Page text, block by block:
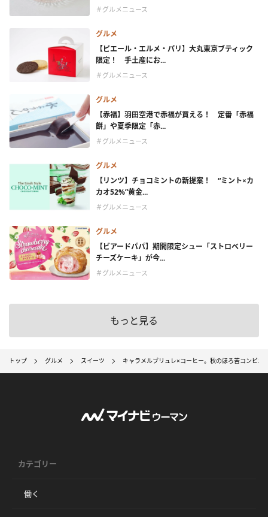
＃グルメニュース
グルメ
【ピエール・エルメ・パリ】大丸東京ブティック
限定！ 手土産にお...
＃グルメニュース
グルメ
【赤福】羽田空港で赤福が買える！ 定番「赤福
餅」や夏季限定「赤...
＃グルメニュース
グルメ
【リンツ】チョコミントの新提案！ “ミント×カ
カオ52%”黄金...
＃グルメニュース
グルメ
【ビアードパパ】期間限定シュー「ストロベリー
チーズケーキ」が今...
＃グルメニュース
もっと見る
トップ グルメ スイーツ キャラメルブリュレ×コーヒー。秋のほろ苦コンビニ
カテゴリー
働く